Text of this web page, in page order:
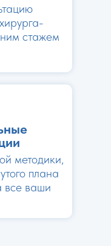
методики,
плана
все ваши
стажем